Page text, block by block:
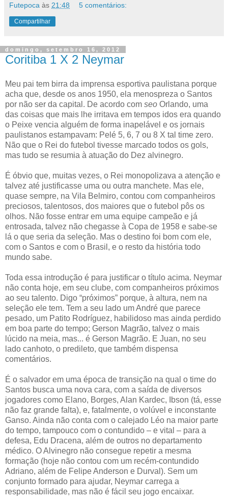
Futepoca às 21:48 5 comentários:
Compartilhar
domingo, setembro 16, 2012
Coritiba 1 X 2 Neymar
Meu pai tem birra da imprensa esportiva paulistana porque
acha que, desde os anos 1950, ela menospreza o Santos
por não ser da capital. De acordo com seo Orlando, uma
das coisas que mais lhe irritava em tempos idos era quando
o Peixe vencia alguém de forma inapelável e os jornais
paulistanos estampavam: Pelé 5, 6, 7 ou 8 X tal time zero.
Não que o Rei do futebol tivesse marcado todos os gols,
mas tudo se resumia à atuação do Dez alvinegro.
É óbvio que, muitas vezes, o Rei monopolizava a atenção e
talvez até justificasse uma ou outra manchete. Mas ele,
quase sempre, na Vila Belmiro, contou com companheiros
preciosos, talentosos, dos maiores que o futebol pôs os
olhos. Não fosse entrar em uma equipe campeão e já
entrosada, talvez não chegasse à Copa de 1958 e sabe-se
lá o que seria da seleção. Mas o destino foi bom com ele,
com o Santos e com o Brasil, e o resto da história todo
mundo sabe.
Toda essa introdução é para justificar o título acima. Neymar
não conta hoje, em seu clube, com companheiros próximos
ao seu talento. Digo “próximos” porque, à altura, nem na
seleção ele tem. Tem a seu lado um André que parece
pesado, um Patito Rodríguez, habilidoso mas ainda perdido
em boa parte do tempo; Gerson Magrão, talvez o mais
lúcido na meia, mas... é Gerson Magrão. E Juan, no seu
lado canhoto, o predileto, que também dispensa
comentários.
É o salvador em uma época de transição na qual o time do
Santos busca uma nova cara, com a saída de diversos
jogadores como Elano, Borges, Alan Kardec, Ibson (tá, esse
não faz grande falta), e, fatalmente, o volúvel e inconstante
Ganso. Ainda não conta com o calejado Léo na maior parte
do tempo, tampouco com o contundido – e vital – para a
defesa, Edu Dracena, além de outros no departamento
médico. O Alvinegro não consegue repetir a mesma
formação (hoje não contou com um recém-contundido
Adriano, além de Felipe Anderson e Durval). Sem um
conjunto formado para ajudar, Neymar carrega a
responsabilidade, mas não é fácil seu jogo encaixar.